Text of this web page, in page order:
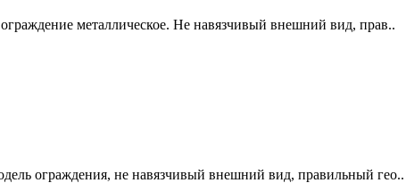
металлическое. Не навязчивый внешний вид, прав..
ограждения, не навязчивый внешний вид, правильный гео..